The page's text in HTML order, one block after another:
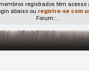
registrados têm acesso
abaixo ou registre-se com
Forum::..